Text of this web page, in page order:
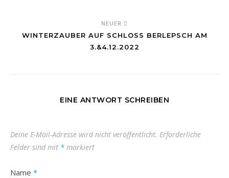
NEUER
WINTERZAUBER AUF SCHLOSS BERLEPSCH AM
3.&4.12.2022
EINE ANTWORT SCHREIBEN
Deine E-Mail-Adresse wird nicht veröffentlicht. Erforderliche
Felder sind mit * markiert
Name *